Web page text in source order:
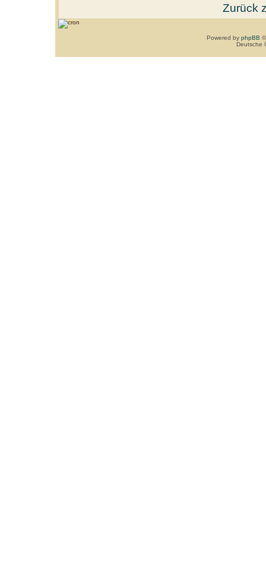
Zurück
Powered by phpBB
Deutsche